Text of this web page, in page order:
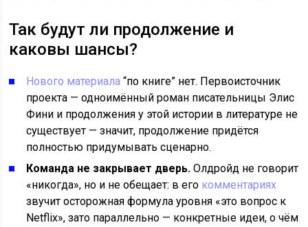
Так будут ли продолжение и
каковы шансы?
Нового материала “по книге” нет. Первоисточник
проекта — одноимённый роман писательницы Элис
Фини и продолжения у этой истории в литературе не
существует — значит, продолжение придётся
полностью придумывать сценарно.
Команда не закрывает дверь. Олдройд не говорит
«никогда», но и не обещает: в его комментариях
звучит осторожная формула уровня «это вопрос к
Netflix», зато параллельно — конкретные идеи, о чём